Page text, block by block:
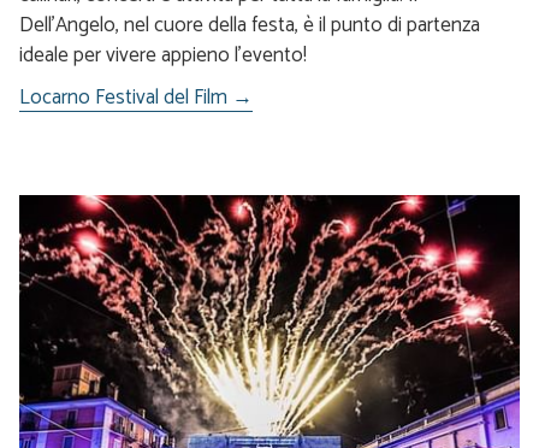
Dell’Angelo, nel cuore della festa, è il punto di partenza
ideale per vivere appieno l’evento!
Locarno Festival del Film →